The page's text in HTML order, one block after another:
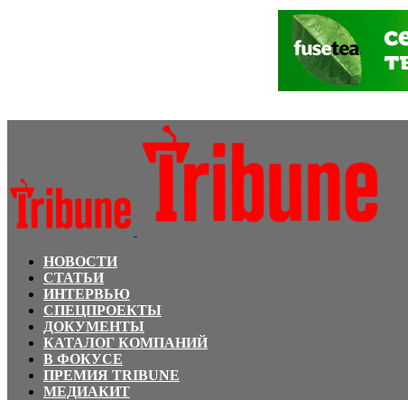
НОВОСТИ
СТАТЬИ
ИНТЕРВЬЮ
СПЕЦПРОЕКТЫ
ДОКУМЕНТЫ
КАТАЛОГ КОМПАНИЙ
В ФОКУСЕ
ПРЕМИЯ TRIBUNE
МЕДИАКИТ